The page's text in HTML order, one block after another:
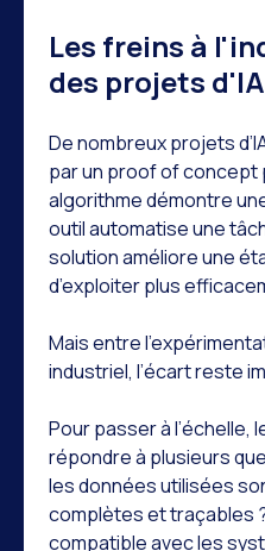
Les freins à
des projets d'IA
De nombreux projets
par un proof of concept
algorithme démontre
outil automatise une
solution améliore une
d’exploiter plus
Mais entre
industriel, l’écart reste
Pour passer à l’échelle,
répondre à plusieurs
les données utilisées
complètes et traçables
compatible avec les